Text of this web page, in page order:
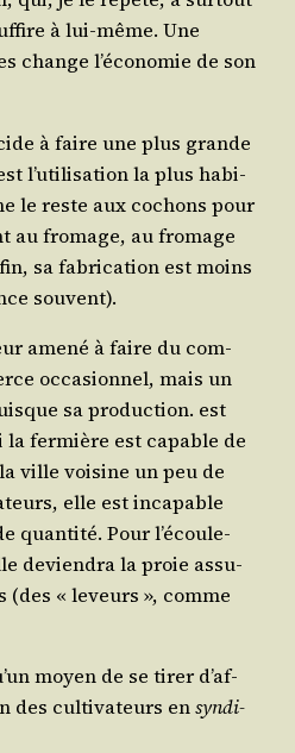
à lui-même. Une
change l’é­co­no­mie de son
à faire une plus grande
l’u­ti­li­sa­tion la plus habi­
le reste aux cochons pour
au fro­mage, au fro­mage
sa fabri­ca­tion est moins
souvent).
ame­né à faire du com­
occa­sion­nel, mais un
sa pro­duc­tion. est
fer­mière est capable de
ville voi­sine un peu de
elle est inca­pable
quan­ti­té. Pour l’é­cou­le­
devien­dra la proie assu­
« leveurs », comme
moyen de se tirer d’af­
des culti­va­teurs ensyn­di­